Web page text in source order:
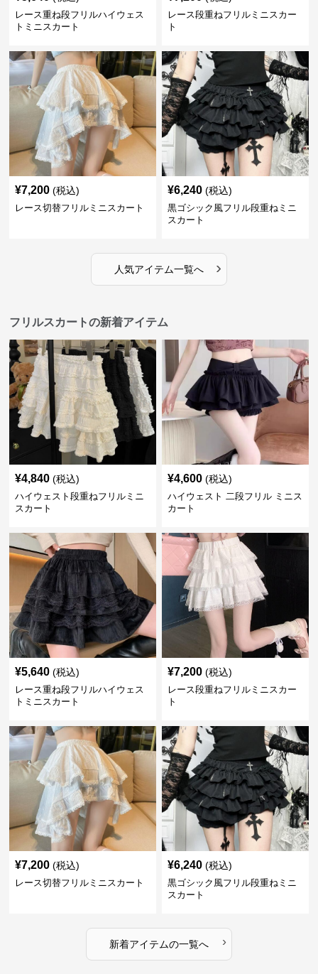
レース重ね段フリルハイウェス
トミニスカート
レース段重ねフリルミニスカー
ト
¥7,200 (税込)
レース切替フリルミニスカート
¥6,240 (税込)
黒ゴシック風フリル段重ねミニ
スカート
人気アイテム一覧へ ›
フリルスカートの新着アイテム
¥4,840 (税込)
ハイウェスト段重ねフリルミニ
スカート
¥4,600 (税込)
ハイウェスト 二段フリル ミニス
カート
¥5,640 (税込)
レース重ね段フリルハイウェス
トミニスカート
¥7,200 (税込)
レース段重ねフリルミニスカー
ト
¥7,200 (税込)
レース切替フリルミニスカート
¥6,240 (税込)
黒ゴシック風フリル段重ねミニ
スカート
新着アイテムの一覧へ ›